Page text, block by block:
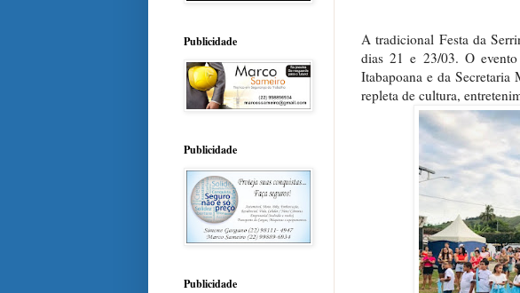
A tradicional Festa da
dias 21 e 23/03. O
Itabapoana e da
repleta de cultura,
Publicidade
Publicidade
Publicidade